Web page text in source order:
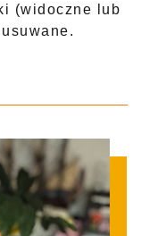
(widoczne lub